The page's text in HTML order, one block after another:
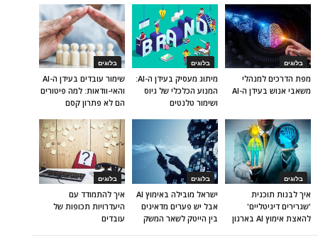
בלוגים
שימור עובדים בעידן ה-AI
והאי-וודאות: למה פיטורים
הם לא פתרון קסם
בלוגים
מיתוג מעסיק בעידן ה-AI:
המנוע הכלכלי של גיוס
ושימור טלנטים
בלוגים
מפת הדרכים למנהלי
משאבי אנוש בעידן ה-AI
בלוגים
איך להתמודד עם
היעדרויות תכופות של
עובדים
בלוגים
ישראל מובילה באימוץ AI
אבל יש פערים מדאיגים
בין הייטק לשאר המשק
בלוגים
איך לבנות תוכנית
'שגרירים דיגיטליים'
להאצת אימוץ AI בארגון